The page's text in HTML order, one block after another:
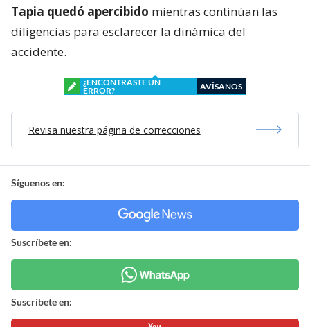
Tapia quedó apercibido mientras continúan las
diligencias para esclarecer la dinámica del
accidente.
¿ENCONTRASTE UN
ERROR?
AVÍSANOS
Revisa nuestra página de correcciones
Síguenos en:
Suscríbete en:
Suscríbete en: